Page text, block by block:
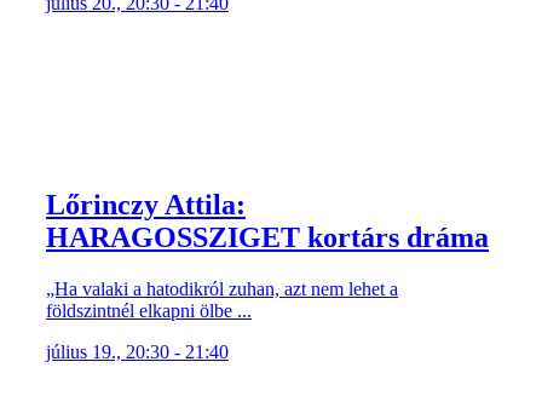
Lőrinczy Attila:
HARAGOSSZIGET kortárs dráma
„Ha valaki a hatodikról zuhan, azt nem lehet a
földszintnél elkapni ölbe ...
július 19., 20:30 - 21:40